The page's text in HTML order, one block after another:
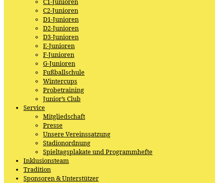
C2-Junioren
D1-Junioren
D2-Junioren
D3-Junioren
E-Junioren
F-Junioren
G-Junioren
Fußballschule
Wintercups
Probetraining
Junior’s Club
Service
Mitgliedschaft
Presse
Unsere Vereinssatzung
Stadionordnung
Spieltagsplakate und Programmhefte
Inklusionsteam
Tradition
Sponsoren & Unterstützer